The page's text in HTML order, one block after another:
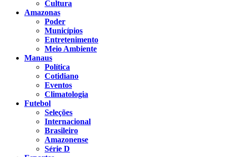
Cultura
Amazonas
Poder
Municípios
Entretenimento
Meio Ambiente
Manaus
Política
Cotidiano
Eventos
Climatologia
Futebol
Seleções
Internacional
Brasileiro
Amazonense
Série D